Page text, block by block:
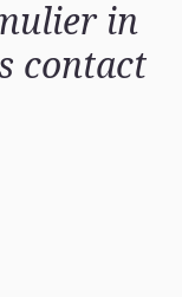
in
contact